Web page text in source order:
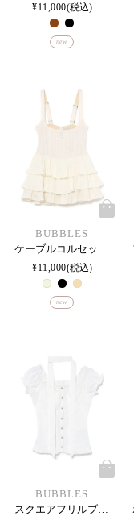
¥11,000 税込
new
BUBBLES
¥11,000 税込
new
BUBBLES